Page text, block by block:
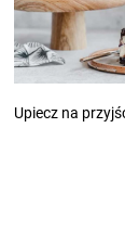
Upiecz na